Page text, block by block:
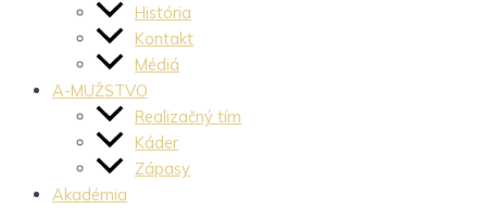
História
Kontakt
Médiá
A-MUŽSTVO
Realizačný tím
Káder
Zápasy
Akadémia